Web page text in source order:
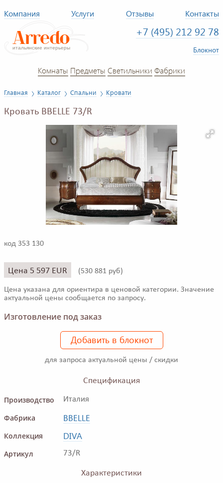
Компания Услуги Отзывы Контакты
+7 (495) 212 92 78
Блокнот
Комнаты Предметы Светильники Фабрики
Главная Каталог Спальни Кровати
Кровать BBELLE 73/R
код 353 130
Цена 5 597 EUR (530 881 руб)
Цена указана для ориентира в ценовой категории. Значение
актуальной цены сообщается по запросу.
Изготовление под заказ
Добавить в блокнот
для запроса актуальной цены / скидки
Спецификация
Производство
Италия
Фабрика BBELLE
Коллекция DIVA
Артикул 73/R
Характеристики